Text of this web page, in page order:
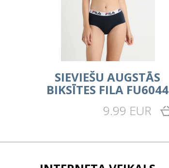
SIEVIEŠU AUGSTĀS
BIKSĪTES FILA FU6044
9.99 EUR